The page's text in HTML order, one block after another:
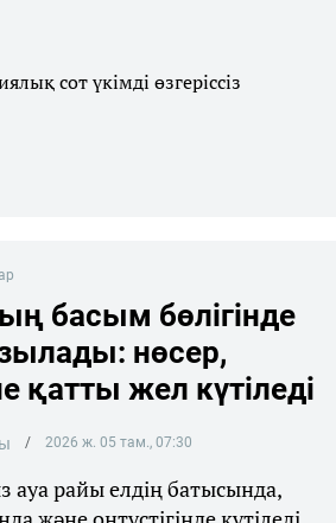
сот үкімді өзгеріссіз
басым бөлігінде
нөсер,
қатты жел күтіледі
2026 ж. 05 там., 07:30
райы елдің батысында,